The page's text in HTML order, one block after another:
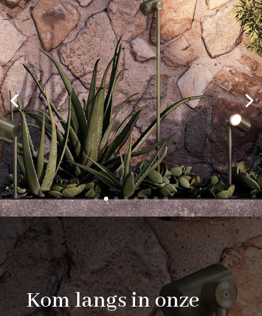
Kom langs in onze